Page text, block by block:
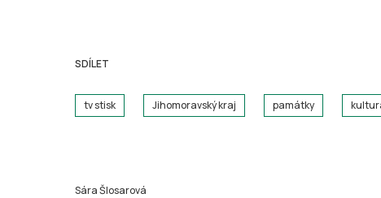
SDÍLET
tv stisk Jihomoravský kraj památky
Sára Šlosarová